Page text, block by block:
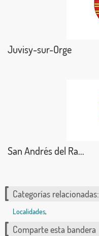
Juvisy-sur-Orge
San Andrés del Ra...
Categorías relacionadas:
Localidades,
Comparte esta bandera